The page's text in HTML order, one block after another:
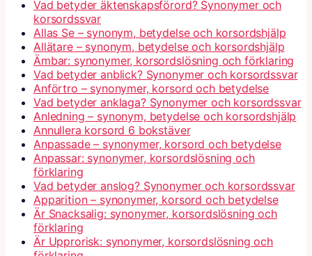
Vad betyder äktenskapsförord? Synonymer och
korsordssvar
Allas Se – synonym, betydelse och korsordshjälp
Allätare – synonym, betydelse och korsordshjälp
Ämbar: synonymer, korsordslösning och förklaring
Vad betyder anblick? Synonymer och korsordssvar
Anförtro – synonymer, korsord och betydelse
Vad betyder anklaga? Synonymer och korsordssvar
Anledning – synonym, betydelse och korsordshjälp
Annullera korsord 6 bokstäver
Anpassade – synonymer, korsord och betydelse
Anpassar: synonymer, korsordslösning och
förklaring
Vad betyder anslog? Synonymer och korsordssvar
Apparition – synonymer, korsord och betydelse
Är Snacksalig: synonymer, korsordslösning och
förklaring
Är Upprorisk: synonymer, korsordslösning och